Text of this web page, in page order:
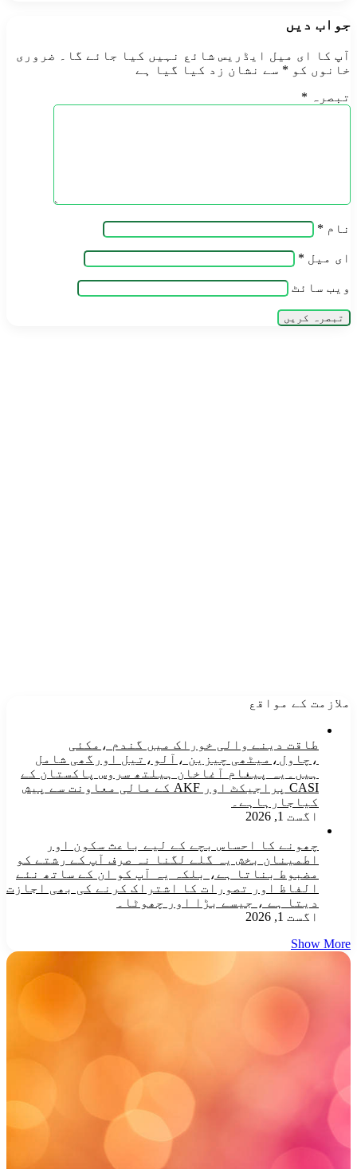
جواب دیں
آپ کا ای میل ایڈریس شائع نہیں کیا جائے گا۔
ضروری
خانوں کو * سے نشان زد کیا گیا ہے
تبصرہ *
نام *
ای میل *
ویب‌ سائٹ
ملازمت کے مواقع
طاقت دینے والی خوراک میں گندم ،مکئی
،چاول،میٹھی چیزین ،آلو،تیل اورگھی شامل
ہیں۔یہ پیغام آغاخان ہیلتھ سروس پاکستان کے
CASI پراجیکٹ اور AKF کے مالی معاونت سے پیش
کیاجارہاہے۔
اگست 1, 2026
چھونے کا احساس بچے کے لیے باعث سکون اور
اطمینان بخش یہ گلے لگنا نہ صرف آپ کے رشتے کو
مضبوط بناتا ہے، بلکہ یہ آپ کو ان کے ساتھ نئے
الفاظ اور تصورات کا اشتراک کرنے کی بھی اجازت
دیتا ہے ، جیسے بڑا اور چھوٹا۔
اگست 1, 2026
Show More